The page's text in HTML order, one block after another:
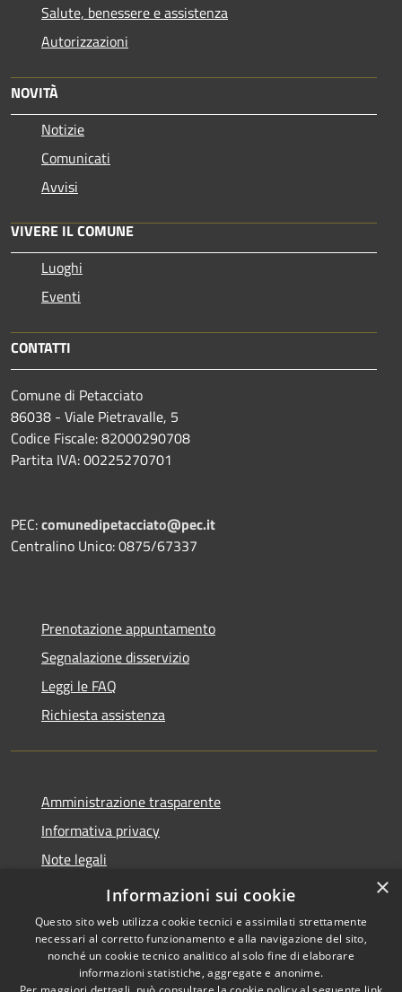
Salute, benessere e assistenza
Autorizzazioni
NOVITÀ
Notizie
Comunicati
Avvisi
VIVERE IL COMUNE
Luoghi
Eventi
CONTATTI
Comune di Petacciato
86038 - Viale Pietravalle, 5
Codice Fiscale: 82000290708
Partita IVA: 00225270701
PEC:comunedipetacciato@pec.it
Centralino Unico: 0875/67337
Prenotazione appuntamento
Segnalazione disservizio
Leggi le FAQ
Richiesta assistenza
Amministrazione trasparente
Informativa privacy
Note legali
Dichiarazione di accessibilità
Copyright © 2026 • Comune di
×
Informazioni sui cookie
Questo sito web utilizza cookie tecnici e assimilati strettamente
necessari al corretto funzionamento e alla navigazione del sito,
nonché un cookie tecnico analitico al solo fine di elaborare
informazioni statistiche, aggregate e anonime.